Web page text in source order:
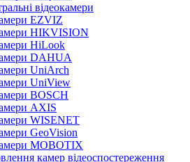
відеокамери
EZVIZ
HIKVISION
HiLook
DAHUA
UniArch
UniView
BOSCH
AXIS
WISENET
GeoVision
MOBOTIX
камер відеоспостереження